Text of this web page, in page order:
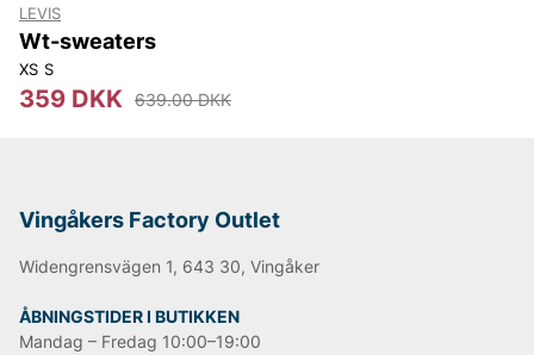
LEVIS
Wt-sweaters
XS S
359 DKK 639.00 DKK
Vingåkers Factory Outlet
Widengrensvägen 1, 643 30, Vingåker
ÅBNINGSTIDER I BUTIKKEN
Mandag – Fredag 10:00–19:00